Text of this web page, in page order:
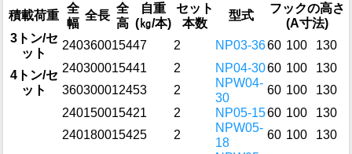
積載荷重
全
幅
全長
全
高
自重
(㎏/本)
セット
本数
型式
フックの高さ
(A寸法)
3トン/セ
ット
240360015447 2 NP03-3660 100 130
4トン/セ
ット
240300015441 2 NP04-3060 100
130
360300012453 2
NPW04-
30
60 100 130
240150015421 2 NP05-1560 100
130
240180015425 2
NPW05-
18
60 100 130